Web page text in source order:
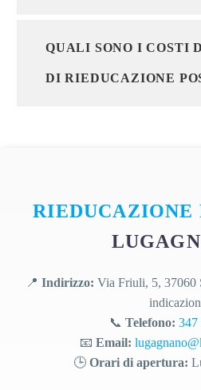
QUALI SONO I COSTI
DI RIEDUCAZIONE
RIEDUCAZIONE
📍 Indirizzo: Via Friuli, 5, 37060
📞 Telefono: 347
📧 Email:
🕒 Orari di apertura: